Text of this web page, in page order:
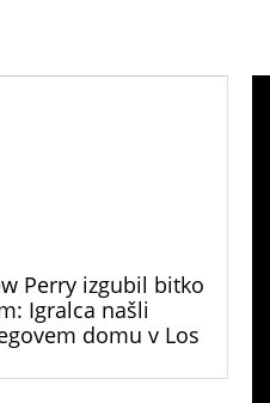
Perry izgubil bitko
Igralca našli
domu v Los